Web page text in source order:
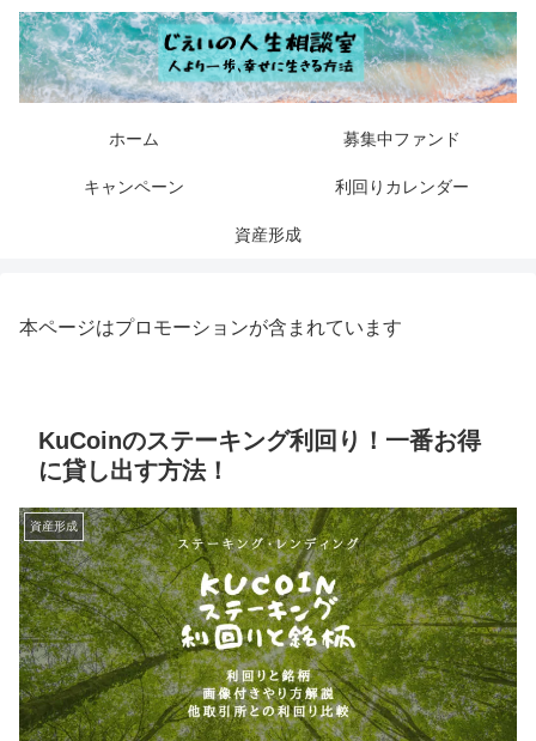
ホーム 募集中ファンド
キャンペーン 利回りカレンダー
資産形成
本ページはプロモーションが含まれています
KuCoinのステーキング利回り！一番お得
に貸し出す方法！
資産形成